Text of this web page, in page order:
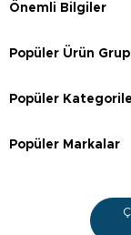
Önemli Bilgiler
Popüler Ürün
Popüler
Popüler Markalar